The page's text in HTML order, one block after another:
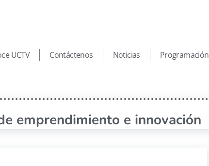
UCTV Contáctenos Noticias Programación
emprendimiento e innovación